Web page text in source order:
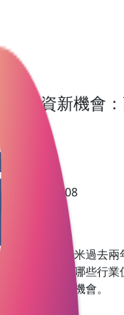
票投資新機會
2025-04-08
我們將回顧小米過去
狀況，尤其是哪些行業
來把握這些機會。